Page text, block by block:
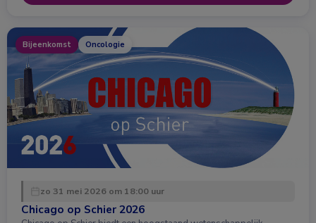
Bijeenkomst Oncologie
zo 31 mei 2026 om 18:00 uur
Chicago op Schier 2026